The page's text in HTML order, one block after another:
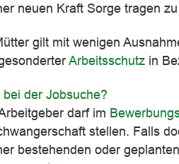
neuen Kraft Sorge tragen
gilt mit wenigen
Arbeitsschutz in
der Jobsuche?
darf im
stellen. Falls
bestehenden oder